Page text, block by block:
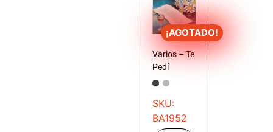
¡AGOTADO!
Varios – Te
Pedí
SKU:
BA1952